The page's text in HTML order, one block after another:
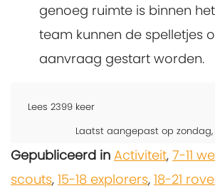
genoeg ruimte is binnen
team kunnen de spelletjes
aanvraag gestart worden.
Lees 2399 keer
Laatst aangepast op zondag,
Gepubliceerd in Activiteit, 7-11
scouts, 15-18 explorers, 18-21